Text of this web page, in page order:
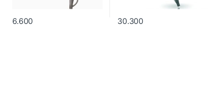
6.600 30.300